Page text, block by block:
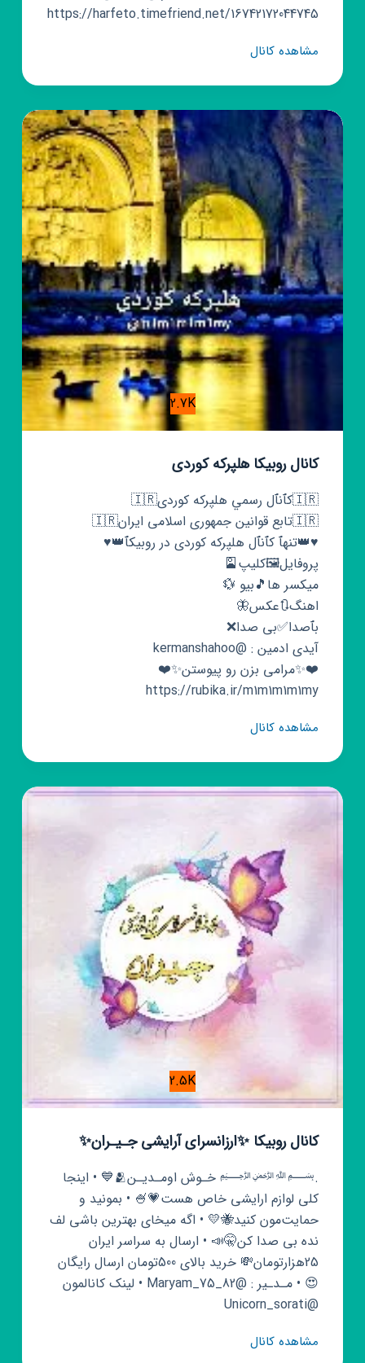
https://harfeto.timefriend.net/16742172044745
مشاهده کانالکانال
ناگفته
هایم؛
2.7K
کانال روبیکا هلپرکه کوردی
🇮🇷کٱنٱل رسمي هلپرکه کوردی🇮🇷
🇮🇷تابع قوانین جمهوری اسلامی ایران🇮🇷
♥👑تنهٱ کٱنٱل هلپرکه کوردی در روبیکٱ👑♥
پروفایل🖼کلیپ🎴
میکسر ها🎵بیو 💱
اهنگ🔃عکس🦋
بٱصدا✅بی صدا❌
آیدی ادمین : @kermanshahoo
❤️✨مرامی بزن رو پیوستن✨❤️
https://rubika.ir/m1m1m1m1my
مشاهده کانالکانال
هلپرکه
کوردی
2.5K
کانال روبیکا ✨ارزانسرای آرایشی جـیـران✨
.﷽ خ‍ـوش اومـدیـن🫂💙 • اینجا
کلی لوازم ارایشی خاص هست💗🍧 • بمونید و
حمایت‌مون کنید🐝💛 • اگه میخای بهترین باشی لف
نده بی صدا کن🤫📣 • ارسال به سراسر ایران
25هزارتومان💸 خرید بالای 500تومان ارسال رایگان
😍 • مـدـیر : @Maryam_75_82 • لینک کانالمون
@Unicorn_sorati
مشاهده کانالکانال